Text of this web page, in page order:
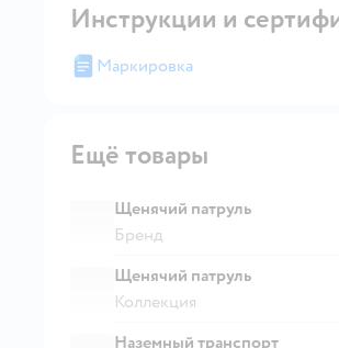
Инструкции и
Маркировка
Ещё товары
Щенячий патруль
Бренд
Щенячий патруль
Коллекция
Наземный транспорт